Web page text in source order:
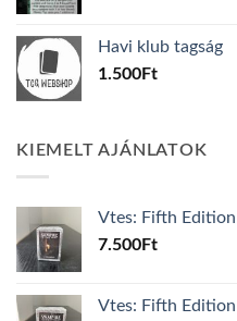
Havi klub tagság
1.500Ft
KIEMELT AJÁNLATOK
Vtes: Fifth Edition
7.500Ft
Vtes: Fifth